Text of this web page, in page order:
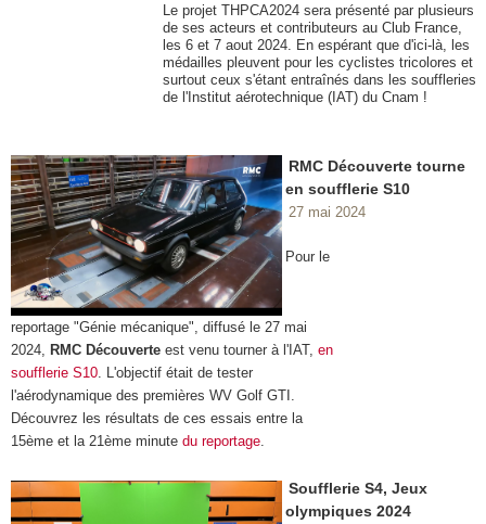
Le projet THPCA2024 sera présenté par plusieurs
de ses acteurs et contributeurs au Club France,
les 6 et 7 aout 2024. En espérant que d'ici-là, les
médailles pleuvent pour les cyclistes tricolores et
surtout ceux s'étant entraînés dans les souffleries
de l'Institut aérotechnique (IAT) du Cnam !
RMC Découverte tourne
en soufflerie S10
27 mai 2024
Pour le
reportage "Génie mécanique", diffusé le 27 mai
2024, RMC Découverteest venu tourner à l'IAT, en
soufflerie S10. L'objectif était de tester
l'aérodynamique des premières WV Golf GTI.
Découvrez les résultats de ces essais entre la
15ème et la 21ème minute du reportage.
Soufflerie S4, Jeux
olympiques 2024